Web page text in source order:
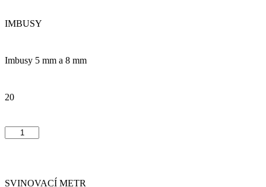
IMBUSY
Imbusy 5 mm a 8 mm
20
SVINOVACÍ METR